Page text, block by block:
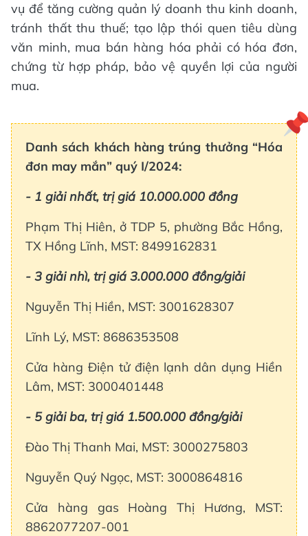
vụ để tăng cường quản lý doanh thu kinh doanh,
tránh thất thu thuế; tạo lập thói quen tiêu dùng
văn minh, mua bán hàng hóa phải có hóa đơn,
chứng từ hợp pháp, bảo vệ quyền lợi của người
mua.
Danh sách khách hàng trúng thưởng “Hóa
đơn may mắn” quý I/2024:
- 1 giải nhất, trị giá 10.000.000 đồng
Phạm Thị Hiên, ở TDP 5, phường Bắc Hồng,
TX Hồng Lĩnh, MST: 8499162831
- 3 giải nhì, trị giá 3.000.000 đồng/giải
Nguyễn Thị Hiền, MST: 3001628307
Lĩnh Lý, MST: 8686353508
Cửa hàng Điện tử điện lạnh dân dụng Hiền
Lâm, MST: 3000401448
- 5 giải ba, trị giá 1.500.000 đồng/giải
Đào Thị Thanh Mai, MST: 3000275803
Nguyễn Quý Ngọc, MST: 3000864816
Cửa hàng gas Hoàng Thị Hương, MST:
8862077207-001